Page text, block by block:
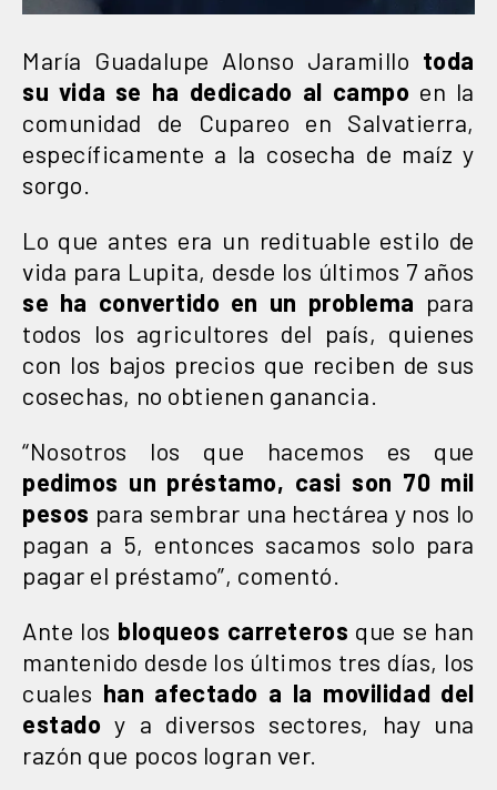
María Guadalupe Alonso Jaramillo toda
su vida se ha dedicado al campo en la
comunidad de Cupareo en Salvatierra,
específicamente a la cosecha de maíz y
sorgo.
Lo que antes era un redituable estilo de
vida para Lupita, desde los últimos 7 años
se ha convertido en un problema para
todos los agricultores del país, quienes
con los bajos precios que reciben de sus
cosechas, no obtienen ganancia.
“Nosotros los que hacemos es que
pedimos un préstamo, casi son 70 mil
pesos para sembrar una hectárea y nos lo
pagan a 5, entonces sacamos solo para
pagar el préstamo”, comentó.
Ante los bloqueos carreteros que se han
mantenido desde los últimos tres días, los
cuales han afectado a la movilidad del
estado y a diversos sectores, hay una
razón que pocos logran ver.